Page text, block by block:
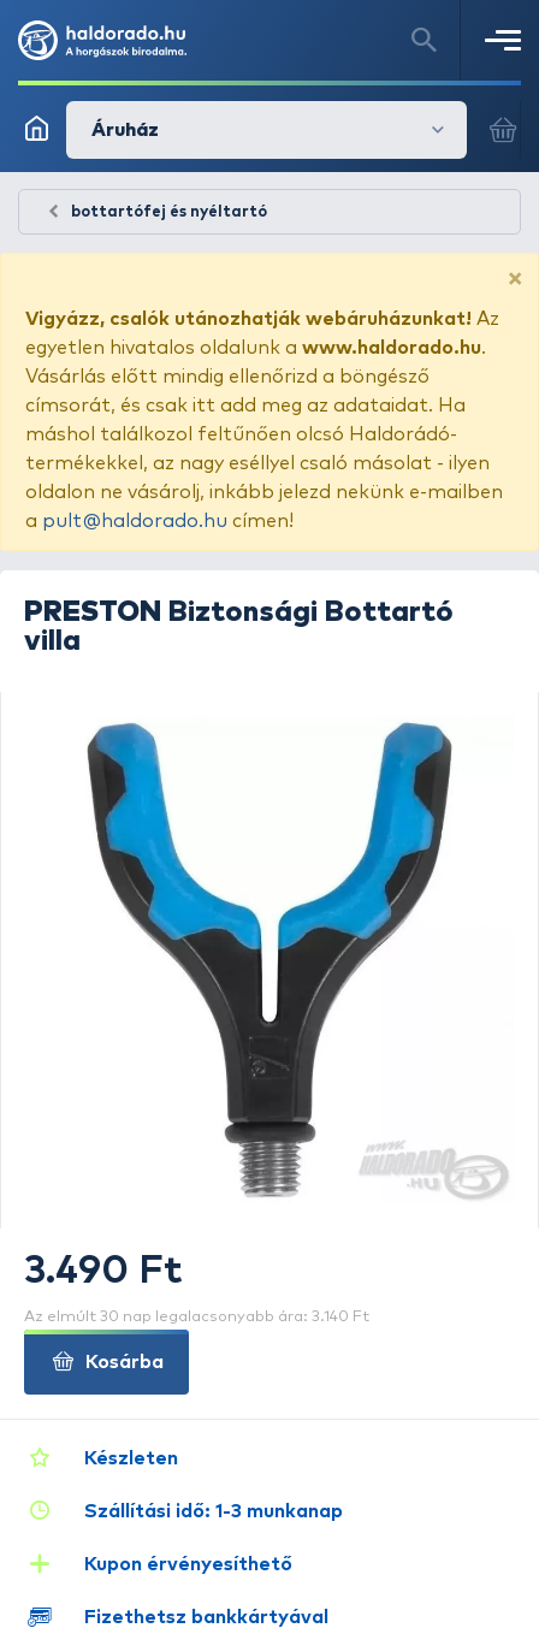
Áruház
bottartófej és nyéltartó
×
Vigyázz, csalók utánozhatják webáruházunkat! Az
egyetlen hivatalos oldalunk a www.haldorado.hu.
Vásárlás előtt mindig ellenőrizd a böngésző
címsorát, és csak itt add meg az adataidat. Ha
máshol találkozol feltűnően olcsó Haldorádó-
termékekkel, az nagy eséllyel csaló másolat - ilyen
oldalon ne vásárolj, inkább jelezd nekünk e-mailben
a pult@haldorado.hu címen!
PRESTON
Biztonsági Bottartó
villa
Készleten
Szállítási idő: 1-3 munkanap
Kupon érvényesíthető
Fizethetsz bankkártyával
3.490 Ft
Az elmúlt 30 nap legalacsonyabb ára: 3.140 Ft
Kosárba